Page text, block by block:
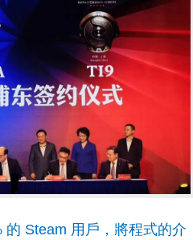
的 Steam 用戶，將程式的介